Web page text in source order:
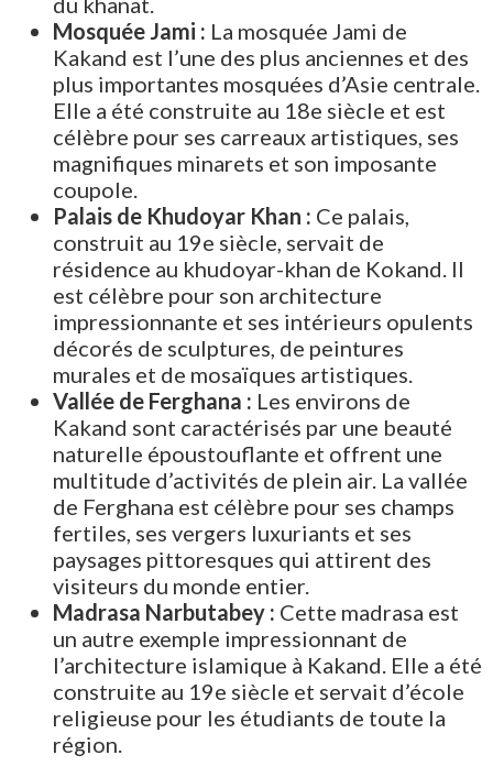
Mosquée Jami : La mosquée Jami de
Kakand est l’une des plus anciennes et des
plus importantes mosquées d’Asie centrale.
Elle a été construite au 18e siècle et est
célèbre pour ses carreaux artistiques, ses
magnifiques minarets et son imposante
coupole.
Palais de Khudoyar Khan : Ce palais,
construit au 19e siècle, servait de
résidence au khudoyar-khan de Kokand. Il
est célèbre pour son architecture
impressionnante et ses intérieurs opulents
décorés de sculptures, de peintures
murales et de mosaïques artistiques.
Vallée de Ferghana : Les environs de
Kakand sont caractérisés par une beauté
naturelle époustouflante et offrent une
multitude d’activités de plein air. La vallée
de Ferghana est célèbre pour ses champs
fertiles, ses vergers luxuriants et ses
paysages pittoresques qui attirent des
visiteurs du monde entier.
Madrasa Narbutabey : Cette madrasa est
un autre exemple impressionnant de
l’architecture islamique à Kakand. Elle a été
construite au 19e siècle et servait d’école
religieuse pour les étudiants de toute la
région.